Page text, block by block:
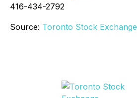
416-434-2792
Source: Toronto Stock Exchange